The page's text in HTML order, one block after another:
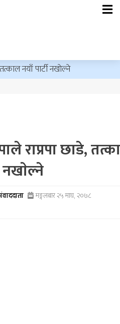
नयाँ पार्टी नखाेल्ने
राप्रपा छाडे,
नखाेल्ने
मङ्गलबार २५ माघ, २०७८